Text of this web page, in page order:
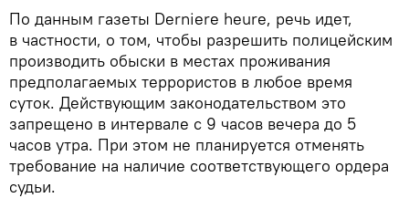
По данным газеты Derniere heure, речь идет,
в частности, о том, чтобы разрешить полицейским
производить обыски в местах проживания
предполагаемых террористов в любое время
суток. Действующим законодательством это
запрещено в интервале с 9 часов вечера до 5
часов утра. При этом не планируется отменять
требование на наличие соответствующего ордера
судьи.